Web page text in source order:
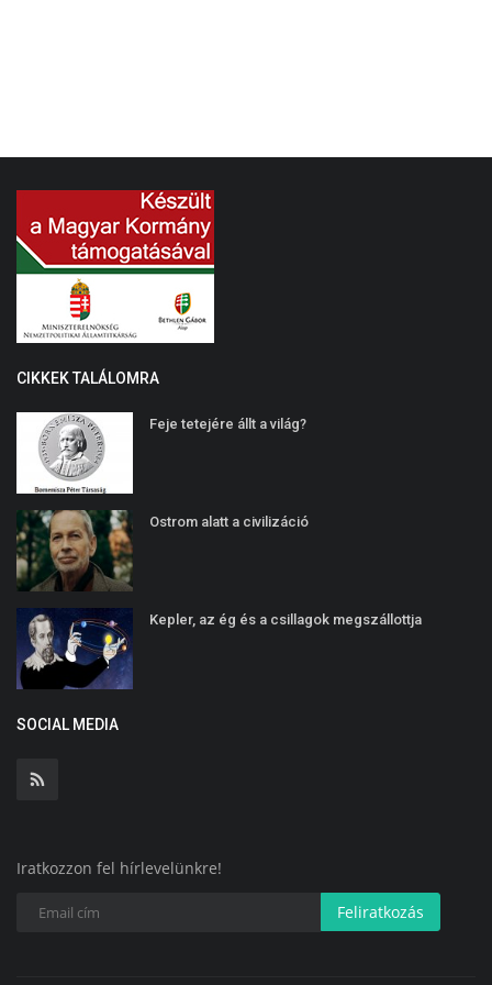
CIKKEK TALÁLOMRA
Feje tetejére állt a világ?
Ostrom alatt a civilizáció
Kepler, az ég és a csillagok megszállottja
SOCIAL MEDIA
Iratkozzon fel hírlevelünkre!
Feliratkozás